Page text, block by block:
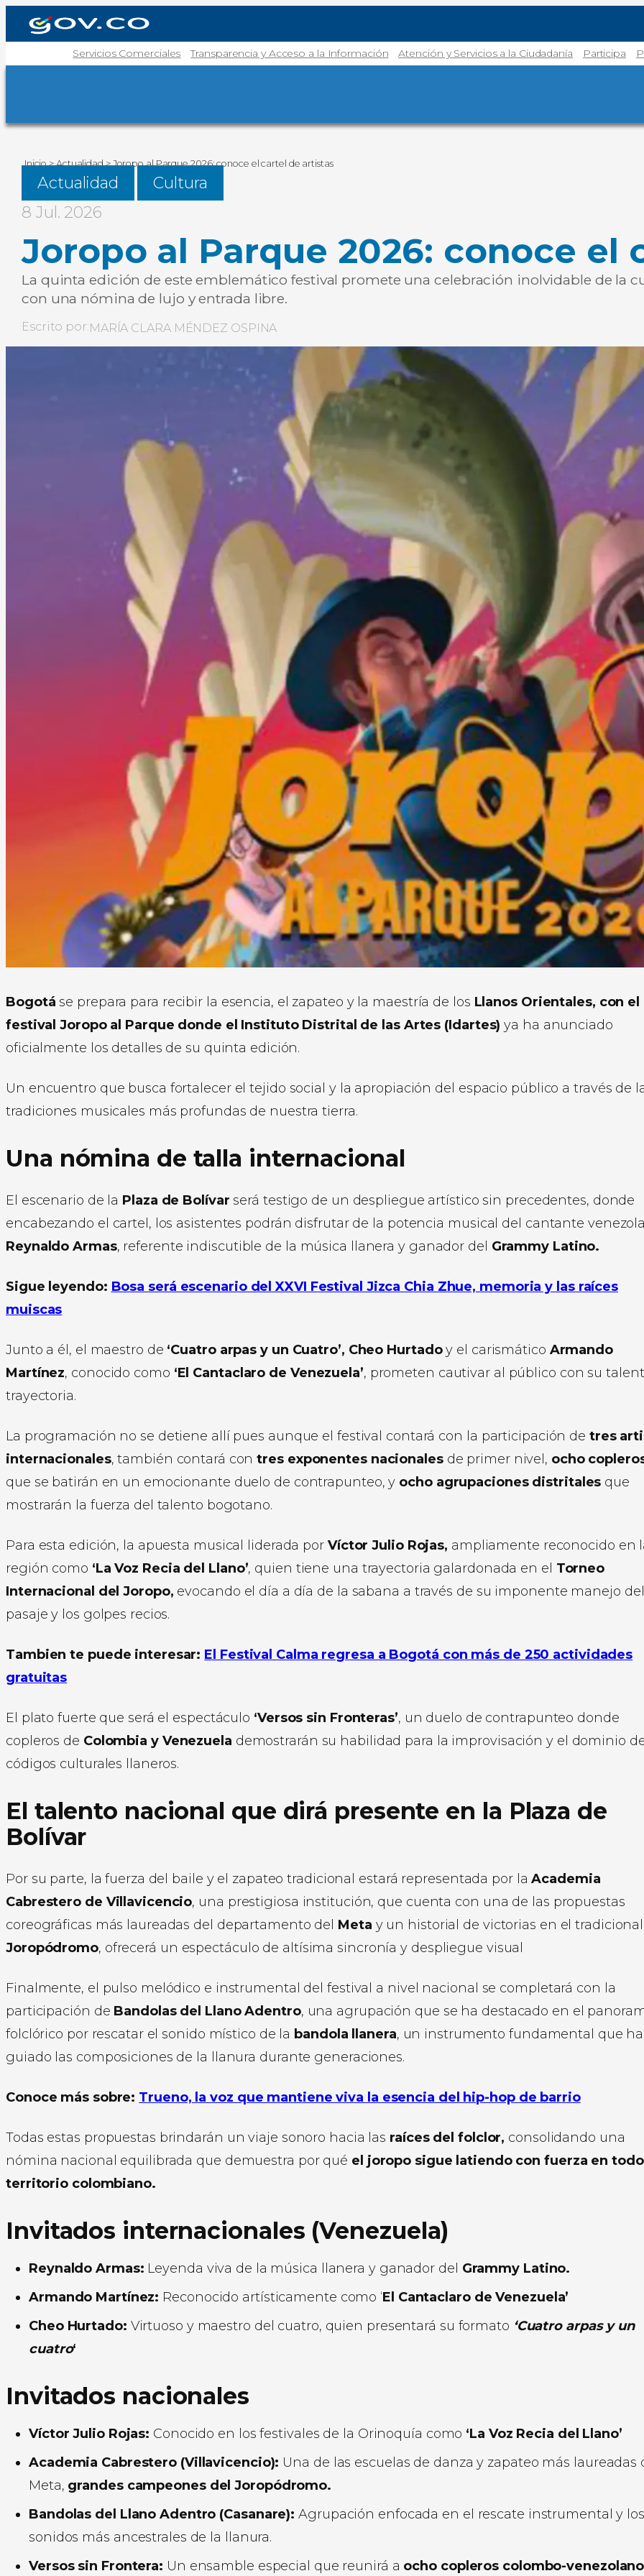
Servicios Comerciales Transparencia y Acceso a la Información Atención y Servicios a la Ciudadanía Participa
Inicio>Actualidad>Joropo al Parque 2026: conoce el cartel de artistas
Actualidad
Cultura
8 Jul. 2026
Joropo al Parque 2026: conoce el
La quinta edición de este emblemático festival promete una celebración inolvidable de la
con una nómina de lujo y entrada libre.
Escrito por:MARÍA CLARA MÉNDEZ OSPINA
Bogotá se prepara para recibir la esencia, el zapateo y la maestría de los Llanos Orientales, con el
festival Joropo al Parque donde el Instituto Distrital de las Artes (Idartes)ya ha anunciado
oficialmente los detalles de su quinta edición.
Un encuentro que busca fortalecer el tejido social y la apropiación del espacio público a través de
tradiciones musicales más profundas de nuestra tierra.
Una nómina de talla internacional
El escenario de la Plaza de Bolívar será testigo de un despliegue artístico sin precedentes, donde
encabezando el cartel, los asistentes podrán disfrutar de la potencia musical del cantante
Reynaldo Armas, referente indiscutible de la música llanera y ganador del Grammy Latino.
Sigue leyendo: Bosa será escenario del XXVI Festival Jizca Chia Zhue, memoria y las raíces
muiscas
Junto a él, el maestro de ‘Cuatro arpas y un Cuatro’, Cheo Hurtadoy el carismático Armando
Martínez, conocido como ‘El Cantaclaro de Venezuela’, prometen cautivar al público con su
trayectoria.
La programación no se detiene allí pues aunque el festival contará con la participación de tres
internacionales, también contará contres exponentes nacionalesde primer nivel, ocho
que se batirán en un emocionante duelo de contrapunteo, y ocho agrupaciones distritales que
mostrarán la fuerza del talento bogotano.
Para esta edición, la apuesta musical liderada por Víctor Julio Rojas, ampliamente reconocido en
región como ‘La Voz Recia del Llano’, quien tiene una trayectoria galardonada en el Torneo
Internacional del Joropo, evocando el día a día de la sabana a través de su imponente manejo del
pasaje y los golpes recios.
Tambien te puede interesar: El Festival Calma regresa a Bogotá con más de 250 actividades
gratuitas
El plato fuerte que será el espectáculo ‘Versos sin Fronteras’, un duelo de contrapunteo donde
copleros de Colombia y Venezuela demostrarán su habilidad para la improvisación y el dominio
códigos culturales llaneros.
El talento nacional que dirá presente en la Plaza de
Bolívar
Por su parte, la fuerza del baile y el zapateo tradicional estará representada por laAcademia
Cabrestero de Villavicencio, una prestigiosa institución, que cuenta con una de las propuestas
coreográficas más laureadas del departamento del Meta y un historial de victorias en el tradicional
Joropódromo, ofrecerá un espectáculo de altísima sincronía y despliegue visual
Finalmente, el pulso melódico e instrumental del festival a nivel nacional se completará con la
participación de Bandolas del Llano Adentro, una agrupación que se ha destacado en el
folclórico por rescatar el sonido místico de la bandola llanera, un instrumento fundamental que ha
guiado las composiciones de la llanura durante generaciones.
Conoce más sobre: Trueno, la voz que mantiene viva la esencia del hip-hop de barrio
Todas estas propuestas brindarán un viaje sonoro hacia las raíces del folclor, consolidando una
nómina nacional equilibrada que demuestra por qué el joropo sigue latiendo con fuerza en
territorio colombiano.
Invitados internacionales (Venezuela)
Reynaldo Armas: Leyenda viva de la música llanera y ganador del Grammy Latino.
Armando Martínez: Reconocido artísticamente como ‘El Cantaclaro de Venezuela’
Cheo Hurtado: Virtuoso y maestro del cuatro, quien presentará su formato ‘Cuatro arpas y un
cuatro‘
Invitados nacionales
Víctor Julio Rojas: Conocido en los festivales de la Orinoquía como ‘La Voz Recia del Llano’
Academia Cabrestero (Villavicencio): Una de las escuelas de danza y zapateo más laureadas
Meta, grandes campeones del Joropódromo.
Bandolas del Llano Adentro (Casanare): Agrupación enfocada en el rescate instrumental y los
sonidos más ancestrales de la llanura.
Versos sin Frontera: Un ensamble especial que reunirá a ocho copleros colombo-